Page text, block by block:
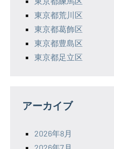
東京都荒川区
東京都葛飾区
東京都豊島区
東京都足立区
アーカイブ
2026年8月